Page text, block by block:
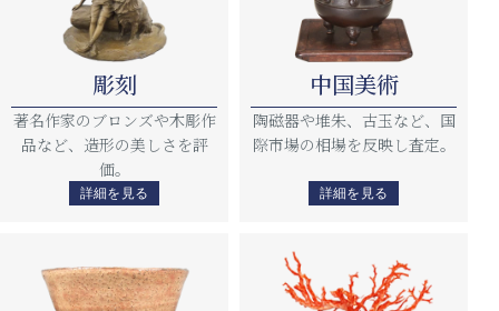
彫刻
著名作家のブロンズや木彫作
品など、造形の美しさを評
価。
詳細を見る
中国美術
陶磁器や堆朱、古玉など、国
際市場の相場を反映し査定。
詳細を見る